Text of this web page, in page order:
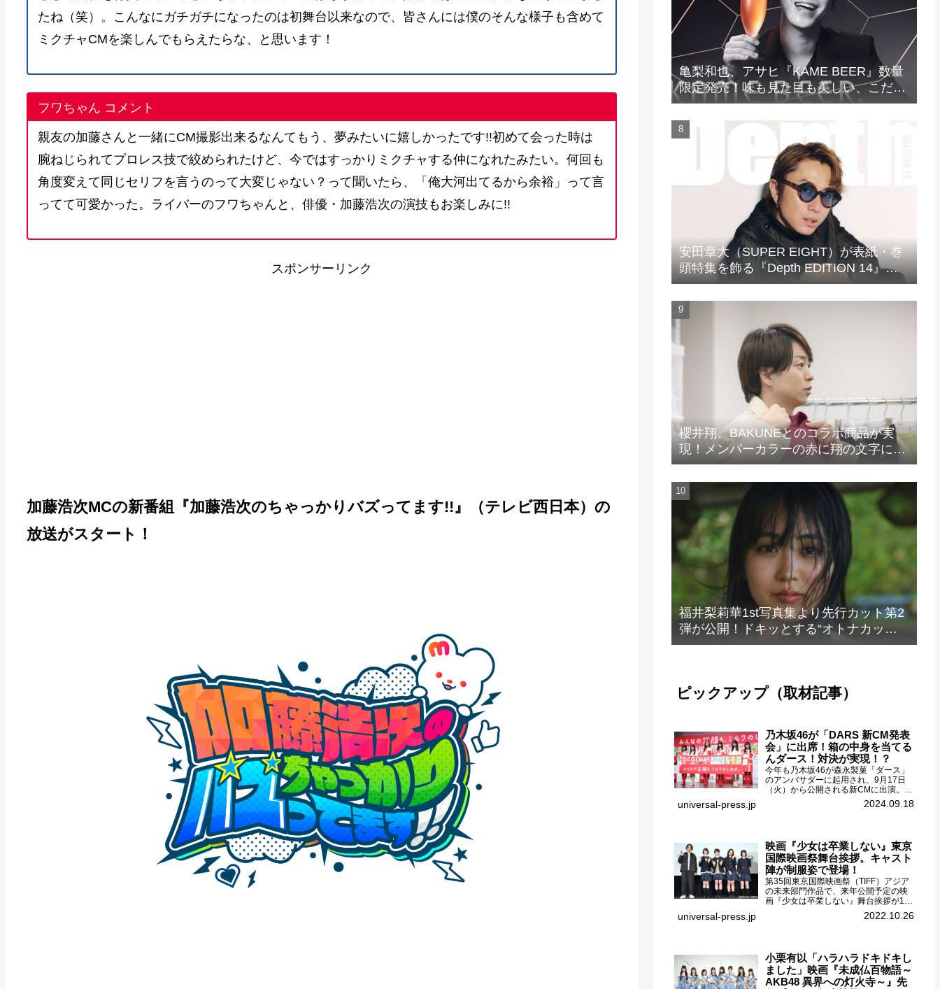
たね（笑）。こんなにガチガチになったのは初舞台以来なので、皆さんには僕のそんな様子も含めて
ミクチャCMを楽しんでもらえたらな、と思います！
フワちゃん コメント
親友の加藤さんと一緒にCM撮影出来るなんてもう、夢みたいに嬉しかったです!!初めて会った時は
腕ねじられてプロレス技で絞められたけど、今ではすっかりミクチャする仲になれたみたい。何回も
角度変えて同じセリフを言うのって大変じゃない？って聞いたら、「俺大河出てるから余裕」って言
ってて可愛かった。ライバーのフワちゃんと、俳優・加藤浩次の演技もお楽しみに!!
スポンサーリンク
加藤浩次MCの新番組『加藤浩次のちゃっかりバズってます!!』（テレビ西日本）の
放送がスタート！
亀梨和也、アサヒ『KAME BEER』数量
限定発売！味も見た目も美しい、こだわ
りのビールがついに完成
安田章大（SUPER EIGHT）が表紙・巻
頭特集を飾る『Depth EDITION 14』が
発売！
櫻井翔、BAKUNEとのコラボ商品が実
現！メンバーカラーの赤に翔の文字に着
想を得たデザイン
福井梨莉華1st写真集より先行カット第2
弾が公開！ドキッとする“オトナカッ
ト”が解禁！
ピックアップ（取材記事）
乃木坂46が「DARS 新CM発表
会」に出席！箱の中身を当てる
んダース！対決が実現！？
今年も乃木坂46が森永製菓「ダース」
のアンバサダーに起用され、9月17日
（火）から公開される新CMに出演。
CMに出演するメンバーの中から岩本蓮
加、梅澤美波、遠藤さくら、賀喜遥
universal-press.jp 2024.09.18
映画『少女は卒業しない』東京
国際映画祭舞台挨拶。キャスト
陣が制服姿で登場！
第35回東京国際映画祭（TIFF）アジア
の未来部門作品で、来年公開予定の映
画『少女は卒業しない』舞台挨拶が10
月26日（水）丸の内ピカデリーで開催
され、出演者の河合優実、小野莉奈、
universal-press.jp 2022.10.26
小栗有以「ハラハラドキドキし
ました」映画『未成仏百物語～
AKB48 異界への灯火寺～』先